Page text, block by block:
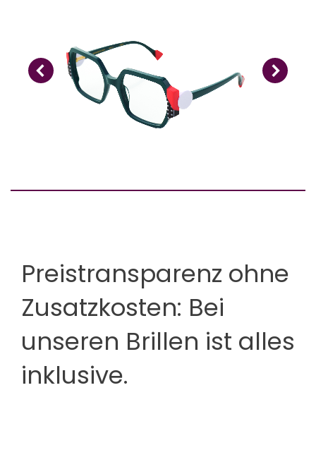
Preistransparenz ohne
Zusatzkosten: Bei
unseren Brillen ist alles
inklusive.